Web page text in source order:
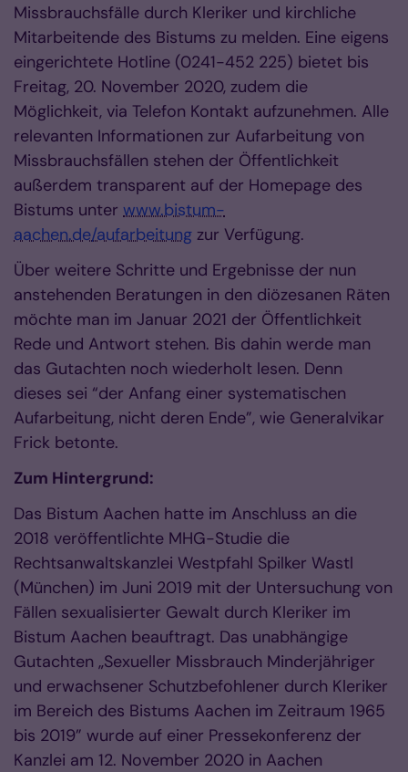
Missbrauchsfälle durch Kleriker und kirchliche
Mitarbeitende des Bistums zu melden. Eine eigens
eingerichtete Hotline (0241-452 225) bietet bis
Freitag, 20. November 2020, zudem die
Möglichkeit, via Telefon Kontakt aufzunehmen. Alle
relevanten Informationen zur Aufarbeitung von
Missbrauchsfällen stehen der Öffentlichkeit
außerdem transparent auf der Homepage des
Bistums unter www.bistum-
aachen.de/aufarbeitung zur Verfügung.
Über weitere Schritte und Ergebnisse der nun
anstehenden Beratungen in den diözesanen Räten
möchte man im Januar 2021 der Öffentlichkeit
Rede und Antwort stehen. Bis dahin werde man
das Gutachten noch wiederholt lesen. Denn
dieses sei “der Anfang einer systematischen
Aufarbeitung, nicht deren Ende”, wie Generalvikar
Frick betonte.
Zum Hintergrund:
Das Bistum Aachen hatte im Anschluss an die
2018 veröffentlichte MHG-Studie die
Rechtsanwaltskanzlei Westpfahl Spilker Wastl
(München) im Juni 2019 mit der Untersuchung von
Fällen sexualisierter Gewalt durch Kleriker im
Bistum Aachen beauftragt. Das unabhängige
Gutachten „Sexueller Missbrauch Minderjähriger
und erwachsener Schutzbefohlener durch Kleriker
im Bereich des Bistums Aachen im Zeitraum 1965
bis 2019” wurde auf einer Pressekonferenz der
Kanzlei am 12. November 2020 in Aachen